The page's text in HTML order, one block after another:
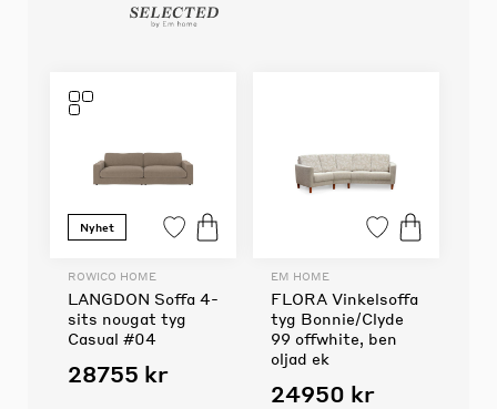
Nyhet
ROWICO HOME
LANGDON Soffa 4-
sits nougat tyg
Casual #04
28755 kr
EM HOME
FLORA Vinkelsoffa
tyg Bonnie/Clyde
99 offwhite, ben
oljad ek
24950 kr